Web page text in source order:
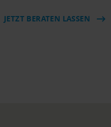
JETZT BERATEN LASSEN